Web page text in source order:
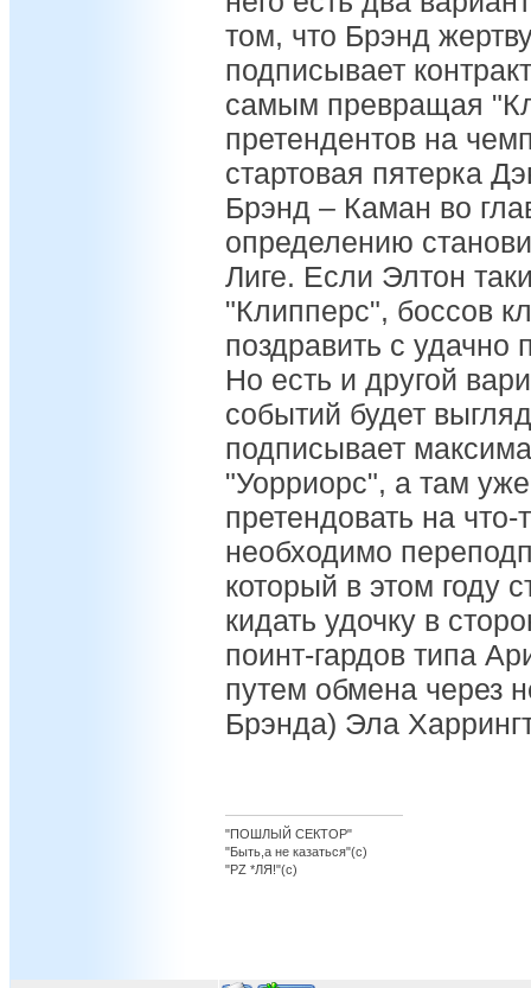
том, что Брэнд
подписывает
самым превращая
претендентов на
стартовая пятерка
Брэнд – Каман во
определению
Лиге. Если Элтон
"Клипперс", боссов
поздравить с
Но есть и другой
событий будет
подписывает
"Уорриорс", а там
претендовать на
необходимо
который в этом году
кидать удочку в
поинт-гардов типа
путем обмена через
Брэнда) Эла
"ПОШЛЫЙ СЕКТОР"
"Быть,а не казаться"(с)
"PZ *ЛЯ!"(с)